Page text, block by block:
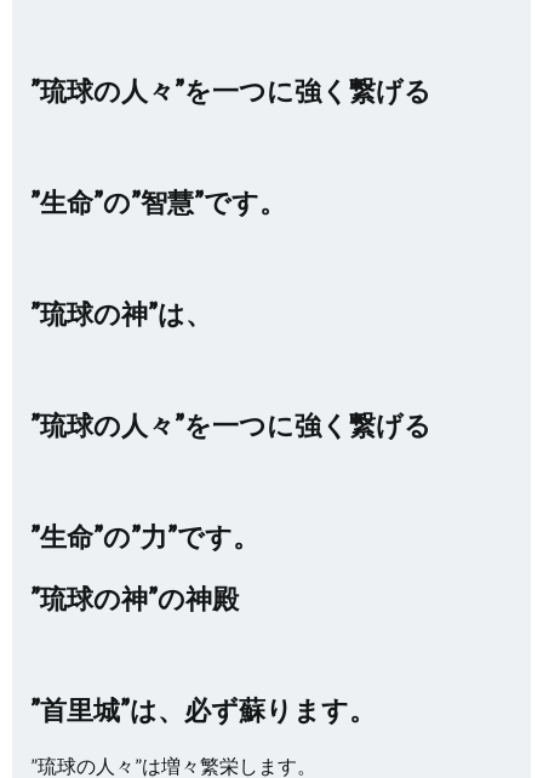
”琉球の人々”を一つに強く繋げる
”生命”の”智慧”です。
”琉球の神”は、
”琉球の人々”を一つに強く繋げる
”生命”の”力”です。
”琉球の神”の神殿
”首里城”は、必ず蘇ります。
”琉球の人々”は増々繁栄します。